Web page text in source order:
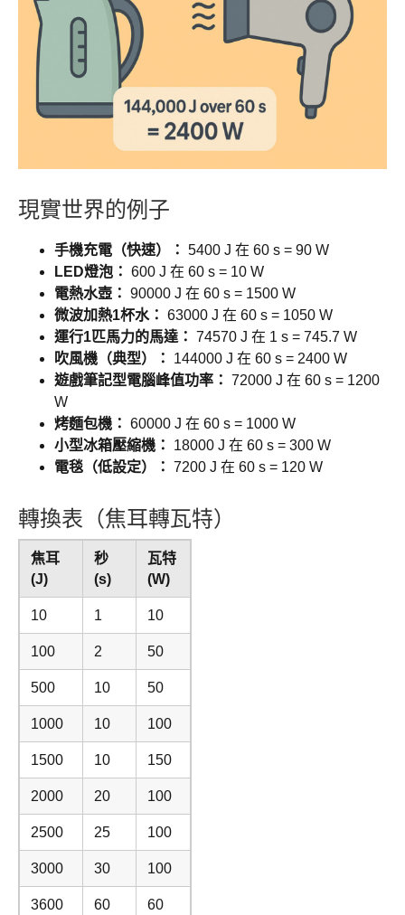
現實世界的例子
手機充電（快速）： 5400 J 在 60 s = 90 W
LED燈泡： 600 J 在 60 s = 10 W
電熱水壺： 90000 J 在 60 s = 1500 W
微波加熱1杯水： 63000 J 在 60 s = 1050 W
運行1匹馬力的馬達： 74570 J 在 1 s = 745.7 W
吹風機（典型）：
144000 J 在 60 s = 2400 W
遊戲筆記型電腦峰值功率： 72000 J 在 60 s = 1200
W
烤麵包機： 60000 J 在 60 s = 1000 W
小型冰箱壓縮機：
18000 J 在 60 s = 300 W
電毯（低設定）： 7200 J 在 60 s = 120 W
轉換表（焦耳轉瓦特）
焦耳
(J)
秒
(s)
瓦特
(W)
10 1 10
100 2 50
500 10 50
1000 10 100
1500 10 150
2000 20 100
2500 25 100
3000 30 100
3600 60 60